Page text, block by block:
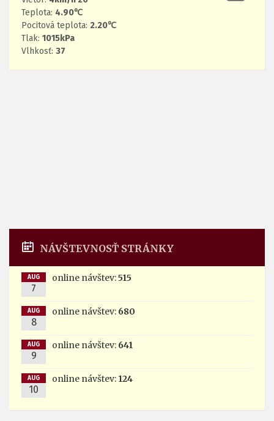
Teplota: 4.90℃
Pocitová teplota: 2.20℃
Tlak: 1015kPa
Vlhkosť: 37
NÁVŠTEVNOSŤ STRÁNKY
AUG
7
online návštev:515
AUG
8
online návštev: 680
AUG
9
online návštev: 641
AUG
10
online návštev: 124